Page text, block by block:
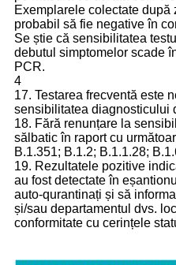
Exemplarele colectate după
probabil să fie negative în
Se știe că sensibilitatea
debutul simptomelor scade
PCR.
4
17. Testarea frecventă este
sensibilitatea diagnosticului
18. Fără renunțare la
sălbatic în raport cu
B.1.351; B.1.2; B.1.1.28;
19. Rezultatele pozitive
au fost detectate în
auto-qurantinați și să
și/sau departamentul dvs.
conformitate cu cerințele